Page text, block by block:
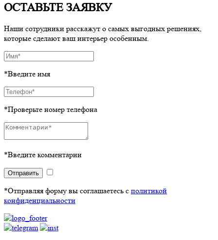
ОСТАВЬТЕ ЗАЯВКУ
Наши сотрудники расскажут о самых выгодных решениях,
которые сделают ваш интерьер особенным.
*Введите имя
*Проверьте номер телефона
*Введите комментарии
Отправить
*Отправляя форму вы соглашаетесь с политикой
конфиденциальности